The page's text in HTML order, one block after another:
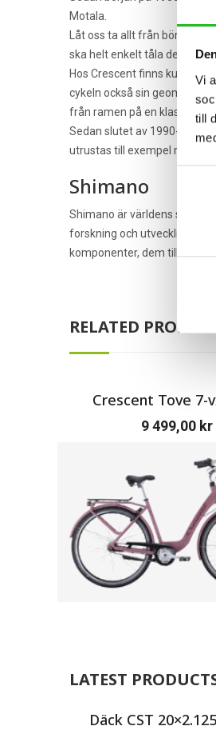
Vi
till
Motala.
Låt oss ta allt från början.
ska helt enkelt tåla det
Hos Crescent finns
cykeln också sin
från ramen på en klassisk
Sedan slutet av 1990-talet
utrustas till exempel med
Shimano
Shimano är världens största
forskning och utveckling,
komponenter, dem tillverkar
RELATED
Crescent Tove 7-
9 499,00 kr
LATEST
Däck CST